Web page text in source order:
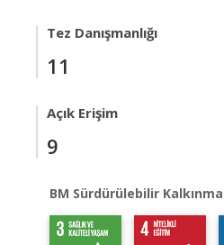
Tez Danışmanlığı
11
Açık Erişim
9
BM Sürdürülebilir